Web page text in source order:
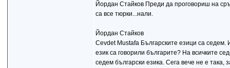
Йордан Стайков Преди да проговориш на
са все тюрки...нали.
Йордан Стайков
Cevdet Mustafa Българските езици са
език са говорили българите? На всичките
седем български езика. Сега вече не е